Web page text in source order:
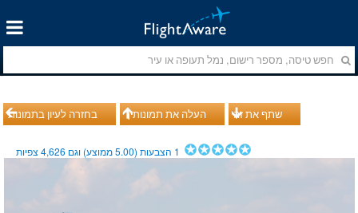
בחזרה לעיון בתמונות העלה את תמונותיך שתף את זה
1 הצבעות (5.00ממוצע) וגם 4,626צפיות